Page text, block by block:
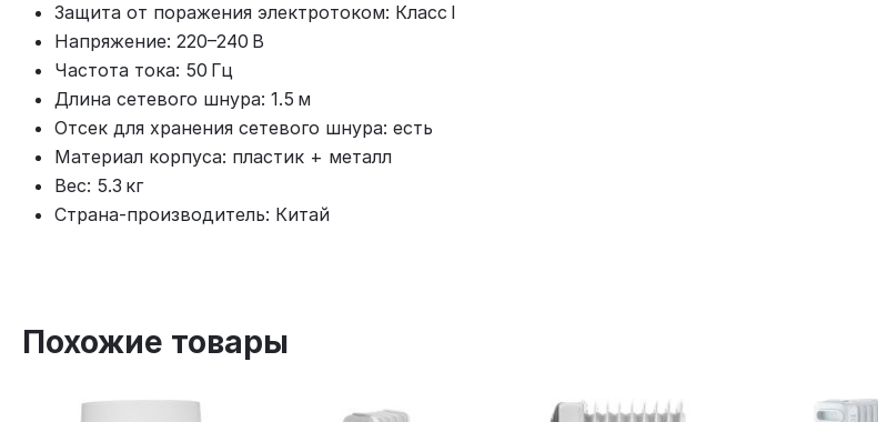
Защита от поражения электротоком: Класс I
Напряжение: 220–240 В
Частота тока: 50 Гц
Длина сетевого шнура: 1.5 м
Отсек для хранения сетевого шнура: есть
Материал корпуса: пластик + металл
Вес: 5.3 кг
Страна‑производитель: Китай
Похожие товары